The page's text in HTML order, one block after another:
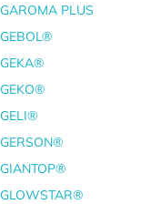
GAROMA PLUS
GEBOL®
GEKA®
GEKO®
GELI®
GERSON®
GIANTOP®
GLOWSTAR®